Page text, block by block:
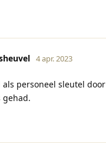
4 apr. 2023
personeel sleutel
gehad.